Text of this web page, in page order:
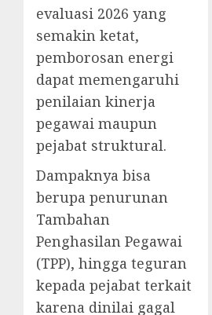
evaluasi 2026 yang
semakin ketat,
pemborosan energi
dapat memengaruhi
penilaian kinerja
pegawai maupun
pejabat struktural.
Dampaknya bisa
berupa penurunan
Tambahan
Penghasilan Pegawai
(TPP), hingga teguran
kepada pejabat terkait
karena dinilai gagal